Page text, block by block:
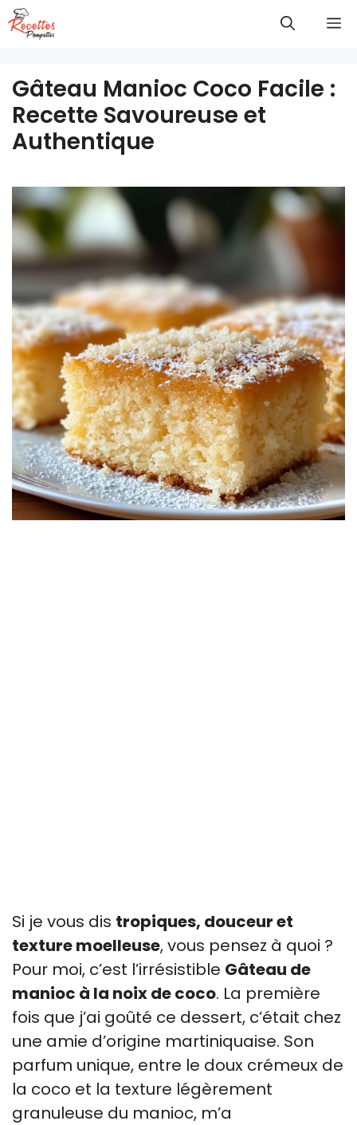
Aller
au
Gâteau Manioc Coco Facile :
Recette Savoureuse et
Authentique
Si je vous dis tropiques, douceur et
texture moelleuse, vous pensez à quoi ?
Pour moi, c’est l’irrésistible Gâteau de
manioc à la noix de coco. La première
fois que j’ai goûté ce dessert, c’était chez
une amie d’origine martiniquaise. Son
parfum unique, entre le doux crémeux de
la coco et la texture légèrement
granuleuse du manioc, m’a